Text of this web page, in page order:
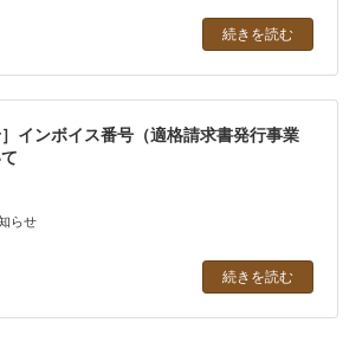
続きを読む
］インボイス番号（適格請求書発行事業
らせ
続きを読む